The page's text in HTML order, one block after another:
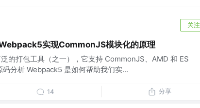
关注
实现CommonJS模块化的原理
的打包工具（之一），它支持 CommonJS、AMD 和 ES
分析 Webpack5 是如何帮助我们实...
14 分享